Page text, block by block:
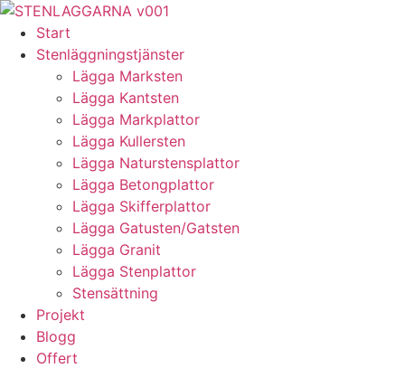
Skip
content
Start
Stenläggningstjänster
Lägga Marksten
Lägga Kantsten
Lägga Markplattor
Lägga Kullersten
Lägga Naturstensplattor
Lägga Betongplattor
Lägga Skifferplattor
Lägga Gatusten/Gatsten
Lägga Granit
Lägga Stenplattor
Stensättning
Projekt
Blogg
Offert